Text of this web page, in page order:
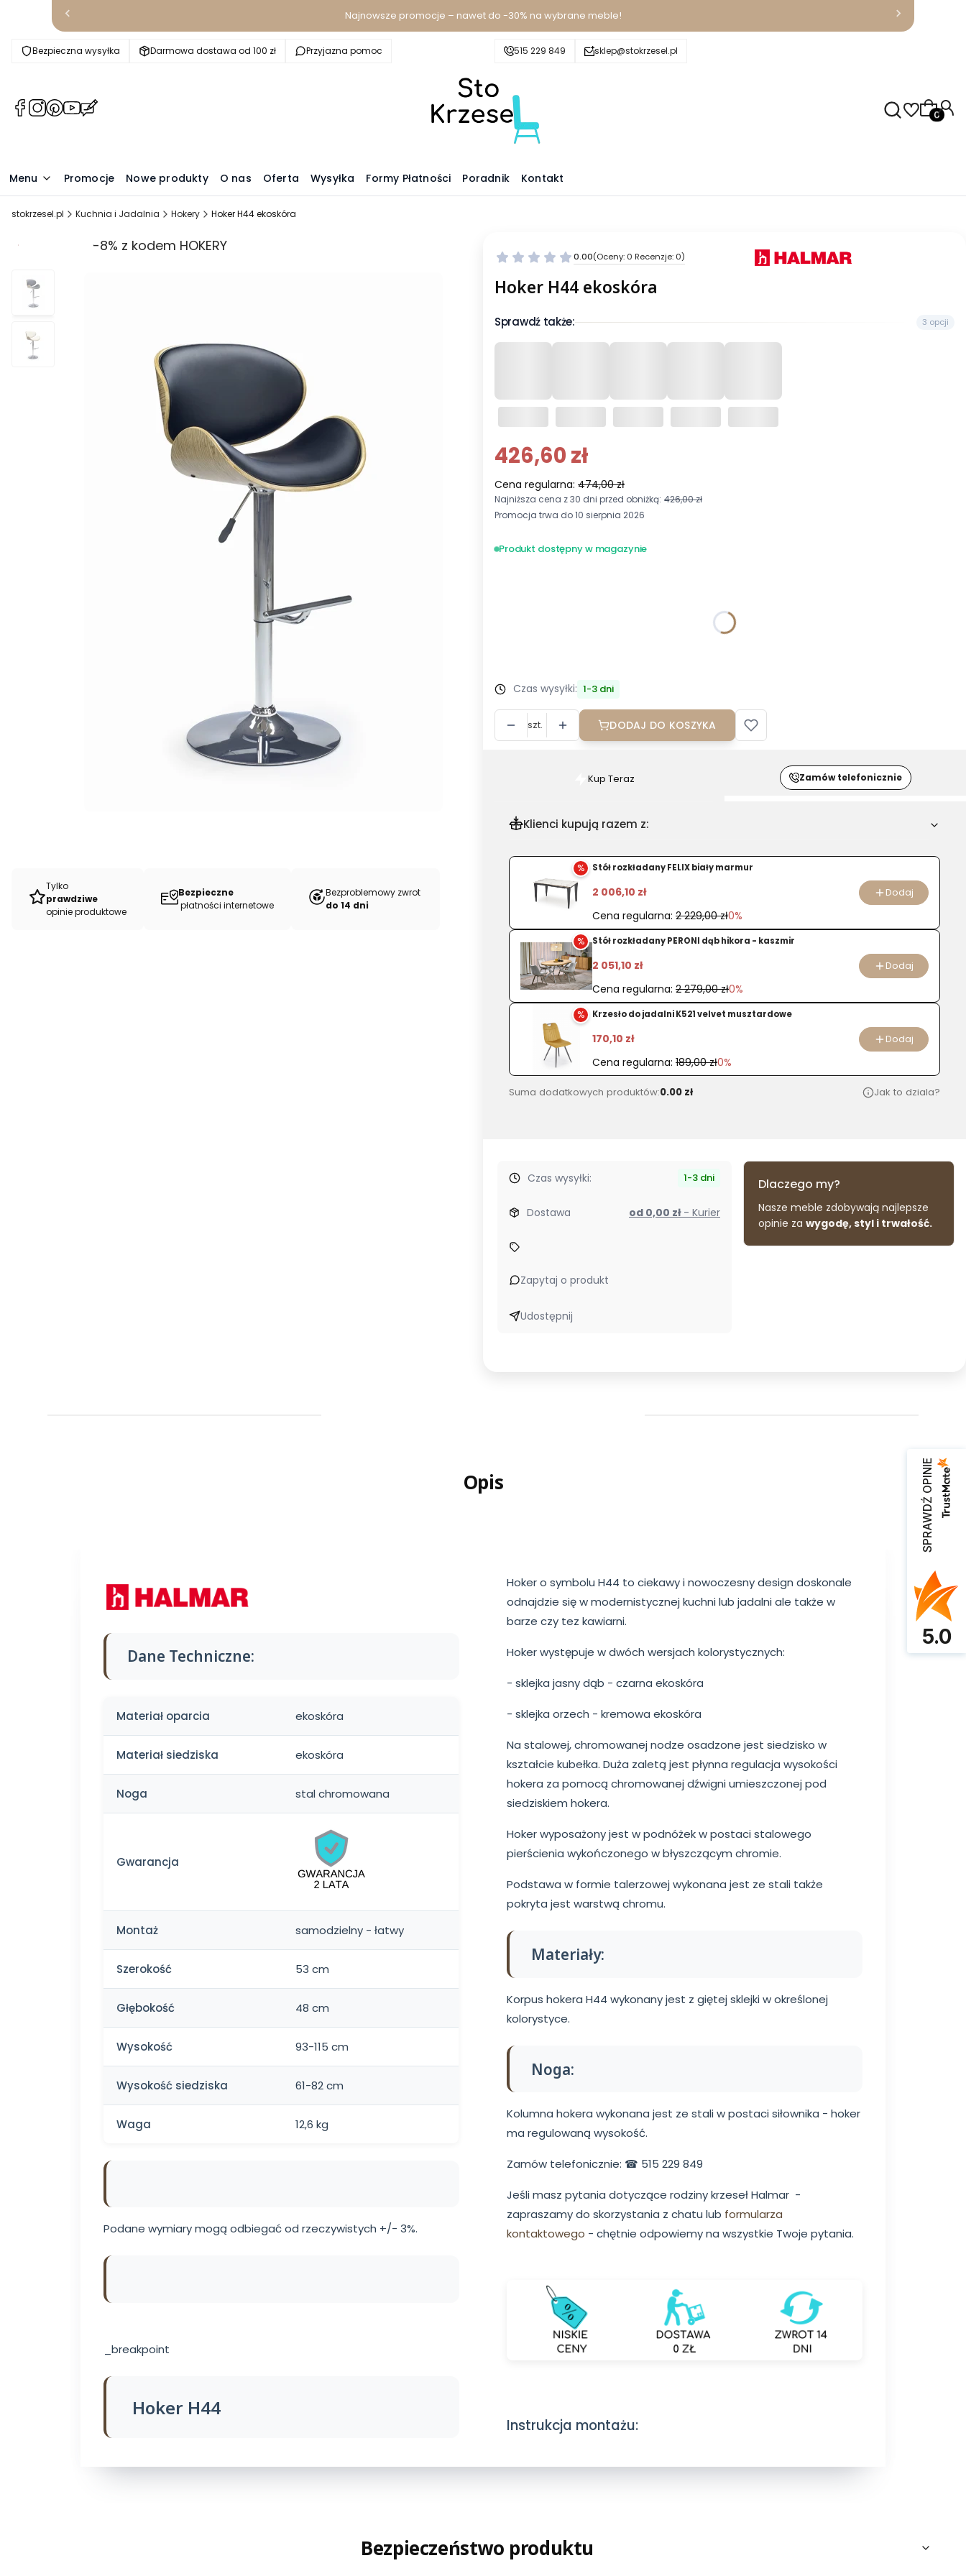
Najnowsze promocje – nawet do -30% na wybrane meble!
Bezpieczna wysyłka Darmowa dostawa od 100 zł Przyjazna pomoc 515 229 849 sklep@stokrzesel.pl
(Otwiera
karcie)
(Otwiera
karcie)
(Otwiera
karcie)
(Otwiera
karcie)
(Otwiera
karcie)
Menu Promocje Nowe produkty O nas Oferta Wysyłka Formy Płatności Poradnik Kontakt
stokrzesel.pl Kuchnia i Jadalnia Hokery Hoker H44 ekoskóra
Promocja -8% z kodem HOKERY
Tylko
prawdziwe
opinie produktowe
Bezpieczne
płatności internetowe
Bezproblemowy zwrot
do 14 dni
0.00(Oceny: 0 Recenzje: 0)
Hoker H44 ekoskóra
Sprawdź także: 3 opcji
426,60 zł
Cena regularna: 474,00 zł
Najniższa cena z 30 dni przed obniżką: 426,00 zł
Promocja trwa do 10 sierpnia 2026
Produkt dostępny w magazynie
Czas wysyłki: 1-3 dni
szt. DODAJ DO KOSZYKA
Szybki
dla
Hoker
H44
ekoskóra
Kup Teraz Zamów telefonicznie
Klienci kupują razem z:
% Stół rozkładany FELIX biały marmur
2 006,10 zł
Cena regularna: 2 229,00 zł0%
Dodaj
% Stół rozkładany PERONI dąb hikora - kaszmir
2 051,10 zł
Cena regularna: 2 279,00 zł0%
Dodaj
% Krzesło do jadalni K521 velvet musztardowe
170,10 zł
Cena regularna: 189,00 zł0%
Dodaj
Suma dodatkowych produktów:0.00 zł Jak to dziala?
Czas wysyłki: 1-3 dni
Dostawa od 0,00 zł - Kurier
Zapytaj o produkt
Udostępnij
Dlaczego my?
Nasze meble zdobywają najlepsze
opinie za wygodę, styl i trwałość.
Opis
Dane Techniczne:
Materiał oparcia ekoskóra
Materiał siedziska ekoskóra
Noga stal chromowana
Gwarancja
Montaż samodzielny - łatwy
Szerokość 53 cm
Głębokość 48 cm
Wysokość 93-115 cm
Wysokość siedziska 61-82 cm
Waga 12,6 kg
Podane wymiary mogą odbiegać od rzeczywistych +/- 3%.
_breakpoint
Hoker H44
Hoker o symbolu H44 to ciekawy i nowoczesny design doskonale
odnajdzie się w modernistycznej kuchni lub jadalni ale także w
barze czy tez kawiarni.
Hoker występuje w dwóch wersjach kolorystycznych:
- sklejka jasny dąb - czarna ekoskóra
- sklejka orzech - kremowa ekoskóra
Na stalowej, chromowanej nodze osadzone jest siedzisko w
kształcie kubełka. Duża zaletą jest płynna regulacja wysokości
hokera za pomocą chromowanej dźwigni umieszczonej pod
siedziskiem hokera.
Hoker wyposażony jest w podnóżek w postaci stalowego
pierścienia wykończonego w błyszczącym chromie.
Podstawa w formie talerzowej wykonana jest ze stali także
pokryta jest warstwą chromu.
Materiały:
Korpus hokera H44 wykonany jest z giętej sklejki w określonej
kolorystyce.
Noga:
Kolumna hokera wykonana jest ze stali w postaci siłownika - hoker
ma regulowaną wysokość.
Zamów telefonicznie: ☎ 515 229 849
Jeśli masz pytania dotyczące rodziny krzeseł Halmar -
zapraszamy do skorzystania z chatu lub formularza
kontaktowego - chętnie odpowiemy na wszystkie Twoje pytania.
Instrukcja montażu:
Bezpieczeństwo produktu
SPRAWDŹ OPINIE
5.0